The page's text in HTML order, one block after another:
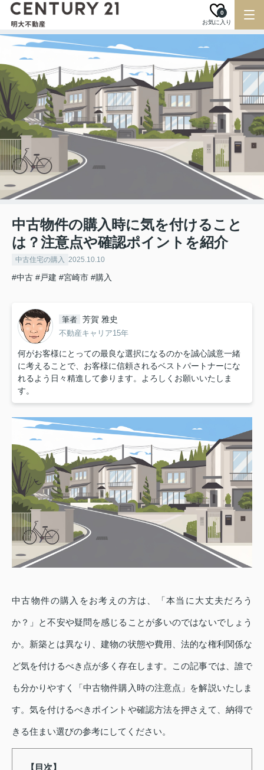
お気に入り
0
中古物件の購入時に気を付けること
は？注意点や確認ポイントを紹介
中古住宅の購入 2025.10.10
#中古 #戸建 #宮崎市 #購入
筆者 芳賀 雅史
不動産キャリア15年
何がお客様にとっての最良な選択になるのかを誠心誠意一緒
に考えることで、お客様に信頼されるベストパートナーにな
れるよう日々精進して参ります。よろしくお願いいたしま
す。
中古物件の購入をお考えの方は、「本当に大丈夫だろう
か？」と不安や疑問を感じることが多いのではないでしょう
か。新築とは異なり、建物の状態や費用、法的な権利関係な
ど気を付けるべき点が多く存在します。この記事では、誰で
も分かりやすく「中古物件購入時の注意点」を解説いたしま
す。気を付けるべきポイントや確認方法を押さえて、納得で
きる住まい選びの参考にしてください。
【目次】